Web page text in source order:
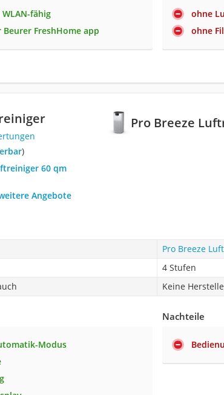
fähig
FreshHome app
ohne
ohne
Pro Breeze
)
60 qm
Angebote
Pro Breeze
4 Stufen
Keine
Modus
Nachteile